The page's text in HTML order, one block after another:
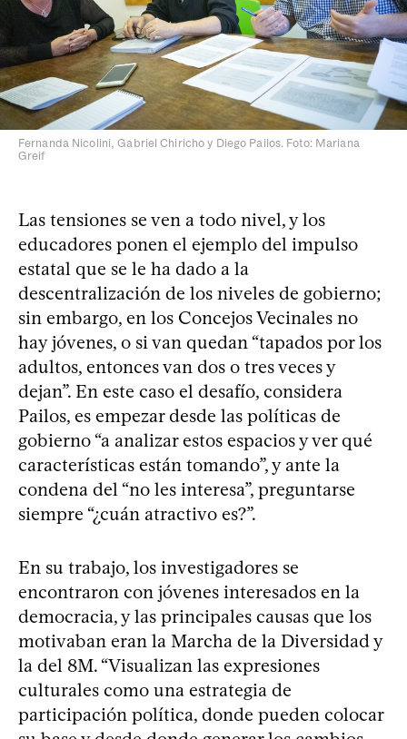
Fernanda Nicolini, Gabriel Chiricho y Diego Pailos. Foto: Mariana
Greif
Las tensiones se ven a todo nivel, y los
educadores ponen el ejemplo del impulso
estatal que se le ha dado a la
descentralización de los niveles de gobierno;
sin embargo, en los Concejos Vecinales no
hay jóvenes, o si van quedan “tapados por los
adultos, entonces van dos o tres veces y
dejan”. En este caso el desafío, considera
Pailos, es empezar desde las políticas de
gobierno “a analizar estos espacios y ver qué
características están tomando”, y ante la
condena del “no les interesa”, preguntarse
siempre “¿cuán atractivo es?”.
En su trabajo, los investigadores se
encontraron con jóvenes interesados en la
democracia, y las principales causas que los
motivaban eran la Marcha de la Diversidad y
la del 8M. “Visualizan las expresiones
culturales como una estrategia de
participación política, donde pueden colocar